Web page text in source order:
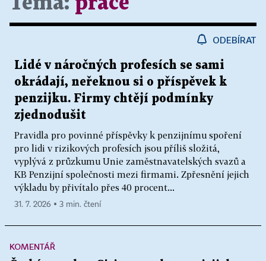
ODEBÍRAT
Lidé v náročných profesích se sami
okrádají, neřeknou si o příspěvek k
penzijku. Firmy chtějí podmínky
zjednodušit
Pravidla pro povinné příspěvky k penzijnímu spoření
pro lidi v rizikových profesích jsou příliš složitá,
vyplývá z průzkumu Unie zaměstnavatelských svazů a
KB Penzijní společnosti mezi firmami. Zpřesnění jejich
výkladu by přivítalo přes 40 procent...
31. 7. 2026 ▪ 3 min. čtení
KOMENTÁŘ